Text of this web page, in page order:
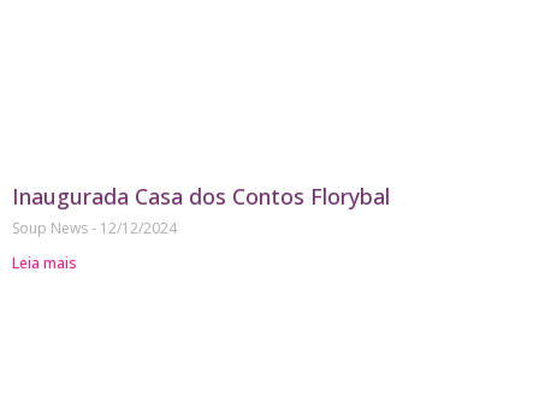
Inaugurada Casa dos Contos Florybal
Soup News
12/12/2024
Leia mais